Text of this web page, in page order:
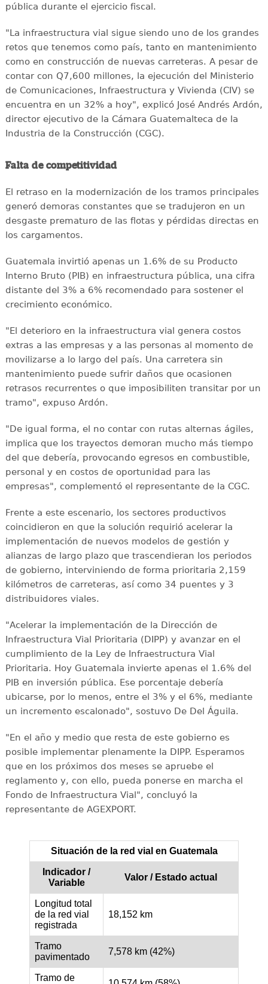
pública durante el ejercicio fiscal.
"La infraestructura vial sigue siendo uno de los grandes
retos que tenemos como país, tanto en mantenimiento
como en construcción de nuevas carreteras. A pesar de
contar con Q7,600 millones, la ejecución del Ministerio
de Comunicaciones, Infraestructura y Vivienda (CIV) se
encuentra en un 32% a hoy", explicó José Andrés Ardón,
director ejecutivo de la Cámara Guatemalteca de la
Industria de la Construcción (CGC).
Falta de competitividad
El retraso en la modernización de los tramos principales
generó demoras constantes que se tradujeron en un
desgaste prematuro de las flotas y pérdidas directas en
los cargamentos.
Guatemala invirtió apenas un 1.6% de su Producto
Interno Bruto (PIB) en infraestructura pública, una cifra
distante del 3% a 6% recomendado para sostener el
crecimiento económico.
"El deterioro en la infraestructura vial genera costos
extras a las empresas y a las personas al momento de
movilizarse a lo largo del país. Una carretera sin
mantenimiento puede sufrir daños que ocasionen
retrasos recurrentes o que imposibiliten transitar por un
tramo", expuso Ardón.
"De igual forma, el no contar con rutas alternas ágiles,
implica que los trayectos demoran mucho más tiempo
del que debería, provocando egresos en combustible,
personal y en costos de oportunidad para las
empresas", complementó el representante de la CGC.
Frente a este escenario, los sectores productivos
coincidieron en que la solución requirió acelerar la
implementación de nuevos modelos de gestión y
alianzas de largo plazo que trascendieran los periodos
de gobierno, interviniendo de forma prioritaria 2,159
kilómetros de carreteras, así como 34 puentes y 3
distribuidores viales.
"Acelerar la implementación de la Dirección de
Infraestructura Vial Prioritaria (DIPP) y avanzar en el
cumplimiento de la Ley de Infraestructura Vial
Prioritaria. Hoy Guatemala invierte apenas el 1.6% del
PIB en inversión pública. Ese porcentaje debería
ubicarse, por lo menos, entre el 3% y el 6%, mediante
un incremento escalonado", sostuvo De Del Águila.
"En el año y medio que resta de este gobierno es
posible implementar plenamente la DIPP. Esperamos
que en los próximos dos meses se apruebe el
reglamento y, con ello, pueda ponerse en marcha el
Fondo de Infraestructura Vial", concluyó la
representante de AGEXPORT.
Situación de la red vial en Guatemala
Indicador /
Variable
Valor / Estado actual
Longitud total
de la red vial
registrada
18,152 km
Tramo
pavimentado
7,578 km (42%)
Tramo de